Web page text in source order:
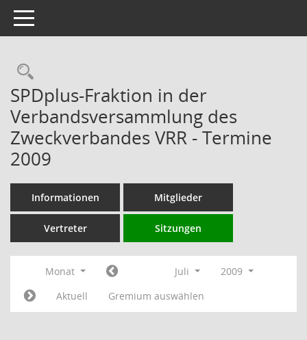
Toggle navigation
Rechercheauswahl
SPDplus-Fraktion in der
Verbandsversammlung des
Zweckverbandes VRR - Termine
2009
Informationen Mitglieder
Vertreter Sitzungen
Monat Juli
2009
Aktuell
Gremium auswählen